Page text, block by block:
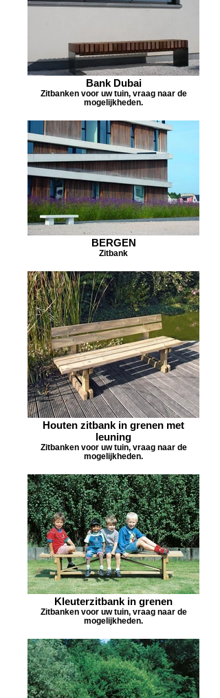
Bank Dubai
Zitbanken voor uw tuin, vraag naar de
mogelijkheden.
BERGEN
Zitbank
Houten zitbank in grenen met
leuning
Zitbanken voor uw tuin, vraag naar de
mogelijkheden.
Kleuterzitbank in grenen
Zitbanken voor uw tuin, vraag naar de
mogelijkheden.